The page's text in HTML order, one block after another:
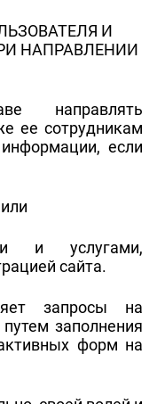
И
НАПРАВЛЕНИИ
направлять
ее сотрудникам
если
и услугами,
сайта.
запросы на
заполнения
форм на